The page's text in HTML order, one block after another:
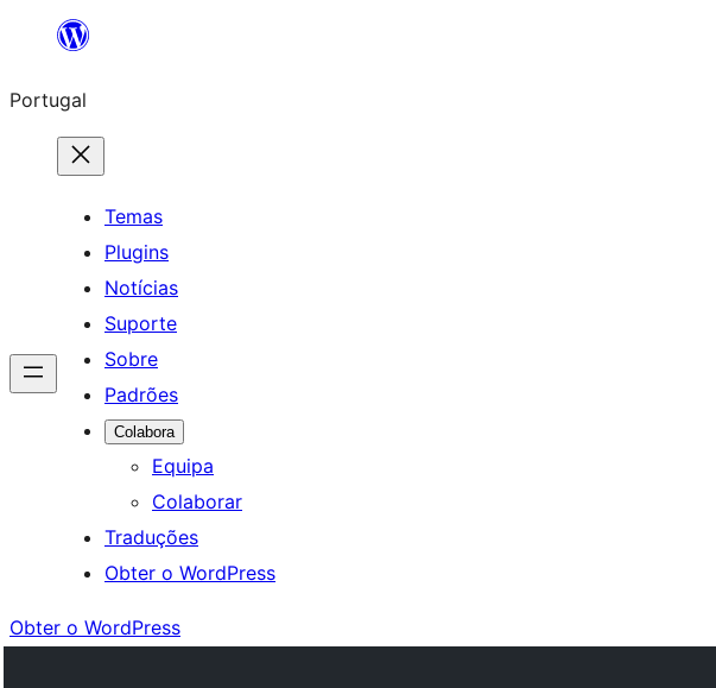
Saltar
o
conteúdo
Portugal
Temas
Plugins
Notícias
Suporte
Sobre
Padrões
Colabora
Equipa
Colaborar
Traduções
Obter o WordPress
Obter o WordPress